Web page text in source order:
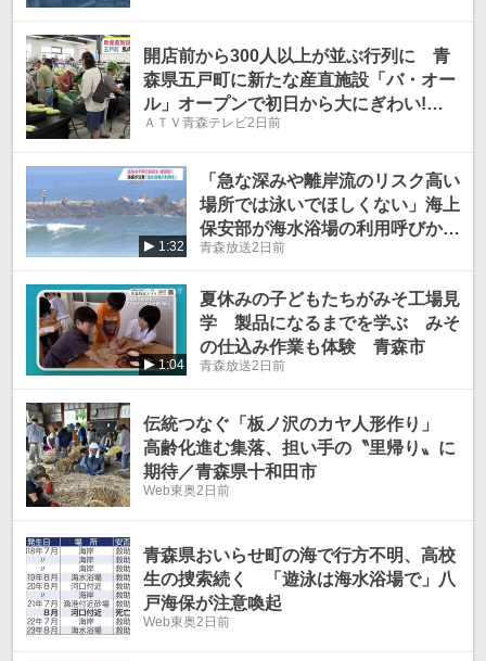
開店前から300人以上が並ぶ行列に 青
森県五戸町に新たな産直施設「バ・オー
ル」オープンで初日から大にぎわい!
町特産の倉石牛や馬肉など購入可能 イ
店」も
ＡＴＶ青森テレビ2日前
1:32
「急な深みや離岸流のリスク高い
場所では泳いでほしくない」海上
保安部が海水浴場の利用呼びかけ
る
青森放送2日前
1:04
夏休みの子どもたちがみそ工場見
学 製品になるまでを学ぶ みそ
の仕込み作業も体験 青森市
青森放送2日前
伝統つなぐ「板ノ沢のカヤ人形作り」
高齢化進む集落、担い手の〝里帰り〟に
期待／青森県十和田市
Web東奥2日前
青森県おいらせ町の海で行方不明、高校
生の捜索続く 「遊泳は海水浴場で」八
戸海保が注意喚起
Web東奥2日前